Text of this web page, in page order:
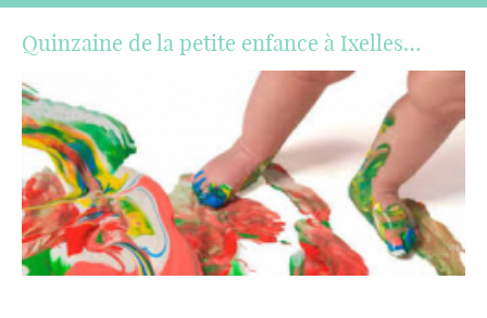
Quinzaine de la petite enfance à Ixelles…